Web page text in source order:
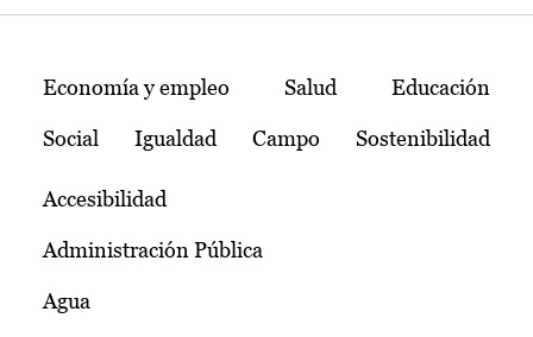
Temas
Economía y empleo Salud Educación
Social Igualdad Campo Sostenibilidad
Accesibilidad
Administración Pública
Agua